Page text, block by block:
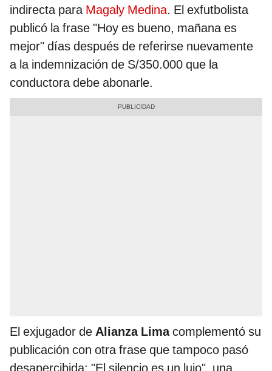
indirecta para Magaly Medina. El exfutbolista
publicó la frase "Hoy es bueno, mañana es
mejor" días después de referirse nuevamente
a la indemnización de S/350.000 que la
conductora debe abonarle.
El exjugador de Alianza Limacomplementó su
publicación con otra frase que tampoco pasó
desapercibida: "El silencio es un lujo", una